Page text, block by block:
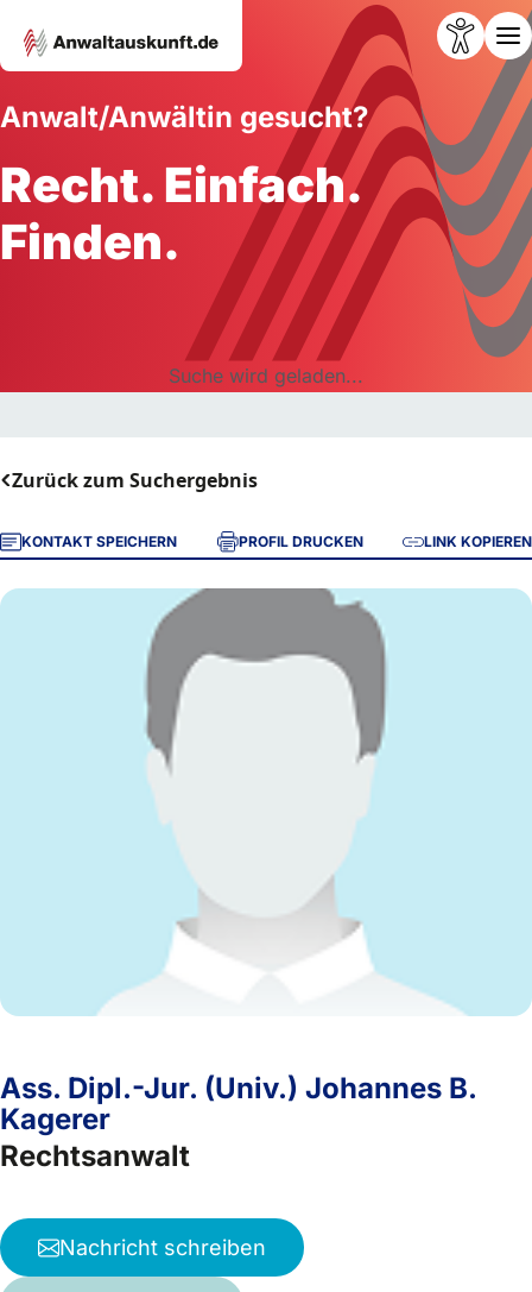
Anwalt/Anwältin gesucht?
Recht. Einfach.
Finden.
Suche wird geladen...
Zurück zum Suchergebnis
KONTAKT SPEICHERN PROFIL DRUCKEN LINK KOPIEREN
Ass. Dipl.-Jur. (Univ.) Johannes B.
Kagerer
Rechtsanwalt
Nachricht schreiben